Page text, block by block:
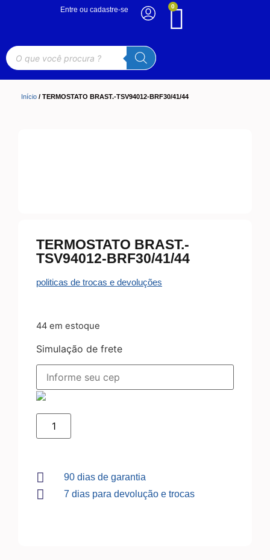
0
Entre ou cadastre-se
Início / TERMOSTATO BRAST.-TSV94012-BRF30/41/44
TERMOSTATO BRAST.-
TSV94012-BRF30/41/44
politicas de trocas e devoluções
44 em estoque
Simulação de frete
90 dias de garantia
7 dias para devolução e trocas